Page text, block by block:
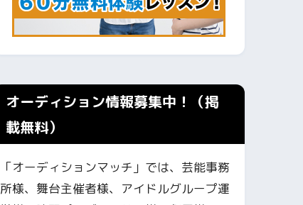
オーディション情報募集中！（掲
載無料）
「オーディションマッチ」では、芸能事務
所様、舞台主催者様、アイドルグループ運